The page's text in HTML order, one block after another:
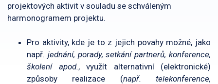
projektových aktivit v souladu se schváleným
harmonogramem projektu.
Pro aktivity, kde je to z jejich povahy možné, jako
např. jednání, porady, setkání partnerů, konference,
školení apod., využít alternativní (elektronické)
způsoby realizace (např. telekonference,